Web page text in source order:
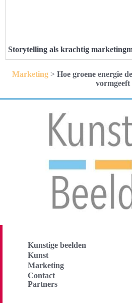
Storytelling als krachtig
Marketing> Hoe groene energie
vormgeeft
Kunstige beelden
Kunst
Marketing
Contact
Partners